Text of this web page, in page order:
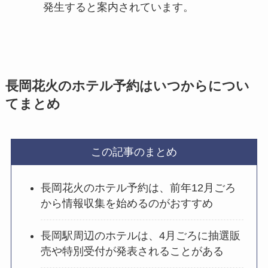
発生すると案内されています。
長岡花火のホテル予約はいつからについ
てまとめ
この記事のまとめ
長岡花火のホテル予約は、前年12月ごろ
から情報収集を始めるのがおすすめ
長岡駅周辺のホテルは、4月ごろに抽選販
売や特別受付が発表されることがある